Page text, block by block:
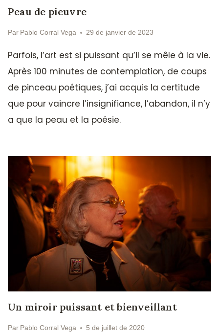
Peau de pieuvre
Par Pablo Corral Vega 29 de janvier de 2023
Parfois, l’art est si puissant qu’il se mêle à la vie.
Après 100 minutes de contemplation, de coups
de pinceau poétiques, j’ai acquis la certitude
que pour vaincre l’insignifiance, l’abandon, il n’y
a que la peau et la poésie.
Un miroir puissant et bienveillant
Par Pablo Corral Vega 5 de juillet de 2020